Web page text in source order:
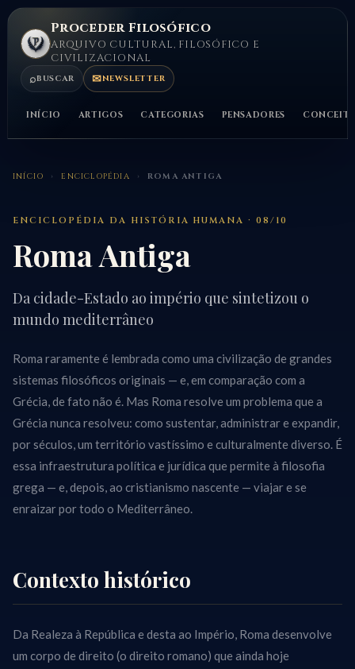
Proceder Filosófico
ARQUIVO CULTURAL, FILOSÓFICO E
CIVILIZACIONAL
⌕BUSCAR ✉NEWSLETTER
INÍCIO ARTIGOS CATEGORIAS PENSADORES
INÍCIO › ENCICLOPÉDIA › ROMA ANTIGA
ENCICLOPÉDIA DA HISTÓRIA HUMANA · 08/10
Roma Antiga
Da cidade-Estado ao império que sintetizou o
mundo mediterrâneo
Roma raramente é lembrada como uma civilização de grandes
sistemas filosóficos originais — e, em comparação com a
Grécia, de fato não é. Mas Roma resolve um problema que a
Grécia nunca resolveu: como sustentar, administrar e expandir,
por séculos, um território vastíssimo e culturalmente diverso. É
essa infraestrutura política e jurídica que permite à filosofia
grega — e, depois, ao cristianismo nascente — viajar e se
enraizar por todo o Mediterrâneo.
Contexto histórico
Da Realeza à República e desta ao Império, Roma desenvolve
um corpo de direito (o direito romano) que ainda hoje